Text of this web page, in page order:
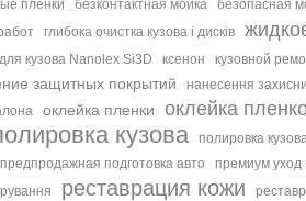
пленки безконтактная мойка
безопасная
глибока очистка кузова і дисків
кузова Nanolex Si3D ксенон
кузовной
защитных покрытий
нанесення
оклейка пленки
оклейка
кузова
полировка
предпродажная подготовка авто
премиум
реставрация кожи